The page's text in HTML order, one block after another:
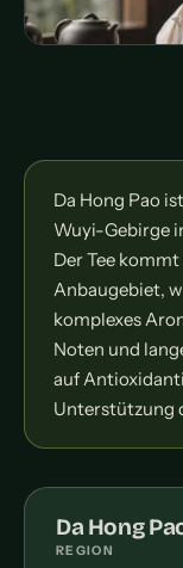
Da Hong Pao
Wuyi-Gebirge
Der Tee
Anbaugebiet,
komplexes
Noten und
auf
Unterstützung
Da Hong
REGION